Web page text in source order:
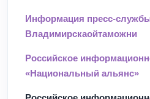
Информация пресс-
Владимирскаойтаможни
Российское
«Национальный альянс»